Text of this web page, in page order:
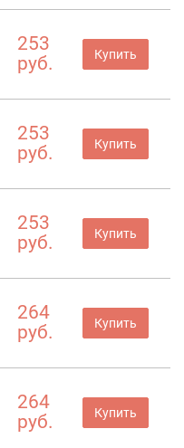
253
руб.
Купить
253
руб.
Купить
253
руб.
Купить
264
руб.
Купить
264
руб.
Купить